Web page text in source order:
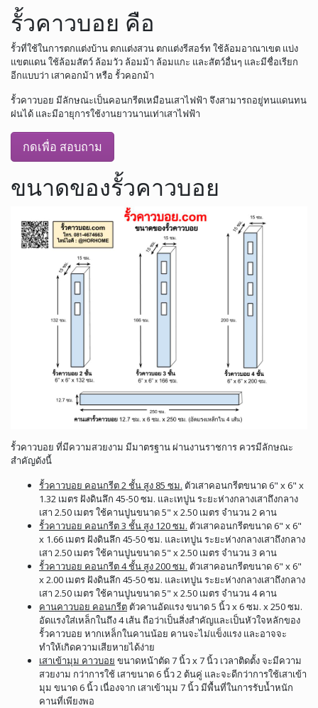
รั้วคาวบอย คือ
รั้วที่ใช้ในการตกแต่งบ้าน ตกแต่งสวน ตกแต่งรีสอร์ท ใช้ล้อมอาณาเขต แบ่ง
แขตแดน ใช้ล้อมสัตว์ ล้อมวัว ล้อมม้า ล้อมแกะ และสัตว์อื่นๆ และมีชื่อเรียก
อีกแบบว่า เสาคอกม้า หรือ รั้วคอกม้า
รั้วคาวบอย มีลักษณะเป็นคอนกรีตเหมือนเสาไฟฟ้า จึงสามารถอยู่ทนแดนทน
ฝนได้ และมีอายุการใช้งานยาวนานเท่าเสาไฟฟ้า
กดเพื่อ สอบถาม
ขนาดของรั้วคาวบอย
รั้วคาวบอย ที่มีความสวยงาม มีมาตรฐาน ผ่านงานราชการ ควรมีลักษณะ
สำคัญดังนี้
รั้วคาวบอย คอนกรีต 2 ชั้น สูง 85 ซม. ตัวเสาคอนกรีตขนาด 6" x 6" x
1.32 เมตร ฝังดินลึก 45-50 ซม. และเทปูน ระยะห่างกลางเสาถึงกลาง
เสา 2.50 เมตร ใช้คานปูนขนาด 5" x 2.50 เมตร จำนวน 2 คาน
รั้วคาวบอย คอนกรีต 3 ชั้น สูง 120 ซม. ตัวเสาคอนกรีตขนาด 6" x 6"
x 1.66 เมตร ฝังดินลึก 45-50 ซม. และเทปูน ระยะห่างกลางเสาถึงกลาง
เสา 2.50 เมตร ใช้คานปูนขนาด 5" x 2.50 เมตร จำนวน 3 คาน
รั้วคาวบอย คอนกรีต 4 ชั้น สูง 200 ซม. ตัวเสาคอนกรีตขนาด 6" x 6"
x 2.00 เมตร ฝังดินลึก 45-50 ซม. และเทปูน ระยะห่างกลางเสาถึงกลาง
เสา 2.50 เมตร ใช้คานปูนขนาด 5" x 2.50 เมตร จำนวน 4 คาน
คานคาวบอย คอนกรีต ตัวคานอัดแรง ขนาด 5 นิ้ว x 6 ซม. x 250 ซม.
อัดแรงใส่เหล็กในถึง 4 เส้น ถือว่าเป็นสิ่งสำคัญและเป็นหัวใจหลักของ
รั้วคาวบอย หากเหล็กในคานน้อย คานจะไม่แข็งแรง และอาจจะ
ทำให้เกิดความเสียหายได้ง่าย
เสาเข้ามุม คาวบอย ขนาดหน้าตัด 7 นิ้ว x 7 นิ้ว เวลาติดตั้ง จะมีความ
สวยงาม กว่าการใช้ เสาขนาด 6 นิ้ว 2 ต้นคู่ และจะดีกว่าการใช้เสาเข้า
มุม ขนาด 6 นิ้ว เนื่องจาก เสาเข้ามุม 7 นิ้ว มีพื้นที่ในการรับน้ำหนัก
คานที่เพียงพอ